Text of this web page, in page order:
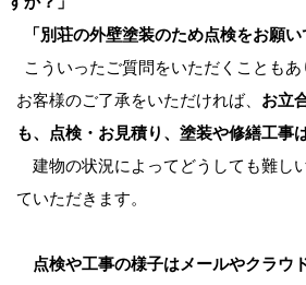
「別荘の外壁塗装のため点検をお願い
こういったご質問をいただくこともあ
お客様のご了承をいただければ、 お立
も、点検・お見積り、塗装や修繕工事
建物の状況によってどうしても難し
ていただきます。
点検や工事の様子はメールやクラウ